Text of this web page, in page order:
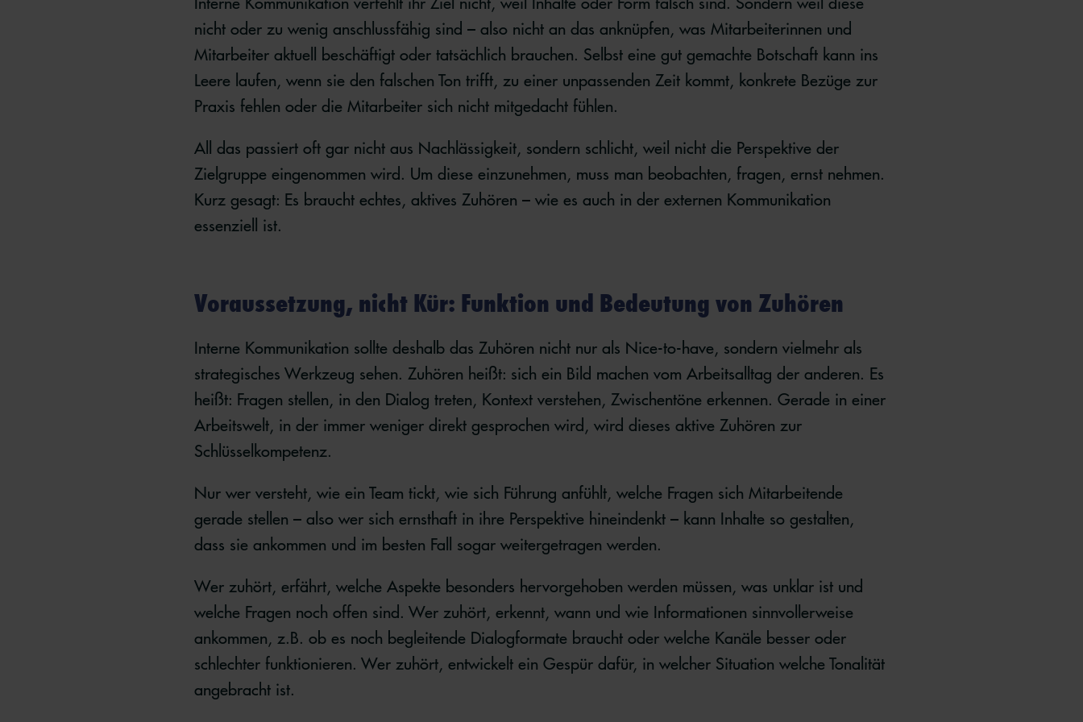
nicht oder zu wenig anschlussfähig sind – also nicht an das anknüpfen, was Mitarbeiterinnen und
Mitarbeiter aktuell beschäftigt oder tatsächlich brauchen. Selbst eine gut gemachte Botschaft kann ins
Leere laufen, wenn sie den falschen Ton trifft, zu einer unpassenden Zeit kommt, konkrete Bezüge zur
Praxis fehlen oder die Mitarbeiter sich nicht mitgedacht fühlen.
All das passiert oft gar nicht aus Nachlässigkeit, sondern schlicht, weil nicht die Perspektive der
Zielgruppe eingenommen wird. Um diese einzunehmen, muss man beobachten, fragen, ernst nehmen.
Kurz gesagt: Es braucht echtes, aktives Zuhören – wie es auch in der externen Kommunikation
essenziell ist.
Voraussetzung, nicht Kür: Funktion und Bedeutung von Zuhören
Interne Kommunikation sollte deshalb das Zuhören nicht nur als Nice-to-have, sondern vielmehr als
strategisches Werkzeug sehen. Zuhören heißt: sich ein Bild machen vom Arbeitsalltag der anderen. Es
heißt: Fragen stellen, in den Dialog treten, Kontext verstehen, Zwischentöne erkennen. Gerade in einer
Arbeitswelt, in der immer weniger direkt gesprochen wird, wird dieses aktive Zuhören zur
Schlüsselkompetenz.
Nur wer versteht, wie ein Team tickt, wie sich Führung anfühlt, welche Fragen sich Mitarbeitende
gerade stellen – also wer sich ernsthaft in ihre Perspektive hineindenkt – kann Inhalte so gestalten,
dass sie ankommen und im besten Fall sogar weitergetragen werden.
Wer zuhört, erfährt, welche Aspekte besonders hervorgehoben werden müssen, was unklar ist und
welche Fragen noch offen sind. Wer zuhört, erkennt, wann und wie Informationen sinnvollerweise
ankommen, z.B. ob es noch begleitende Dialogformate braucht oder welche Kanäle besser oder
schlechter funktionieren. Wer zuhört, entwickelt ein Gespür dafür, in welcher Situation welche Tonalität
angebracht ist.